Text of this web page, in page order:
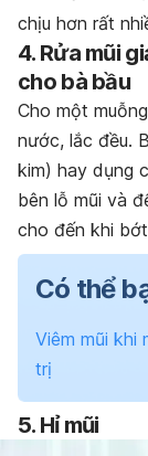
chịu hơn rất
4. Rửa mũi
cho bà bầu
Cho một
nước, lắc đều.
kim) hay dụng
bên lỗ mũi và
cho đến khi
Có thể
Viêm mũi khi
trị
5. Hỉ mũi